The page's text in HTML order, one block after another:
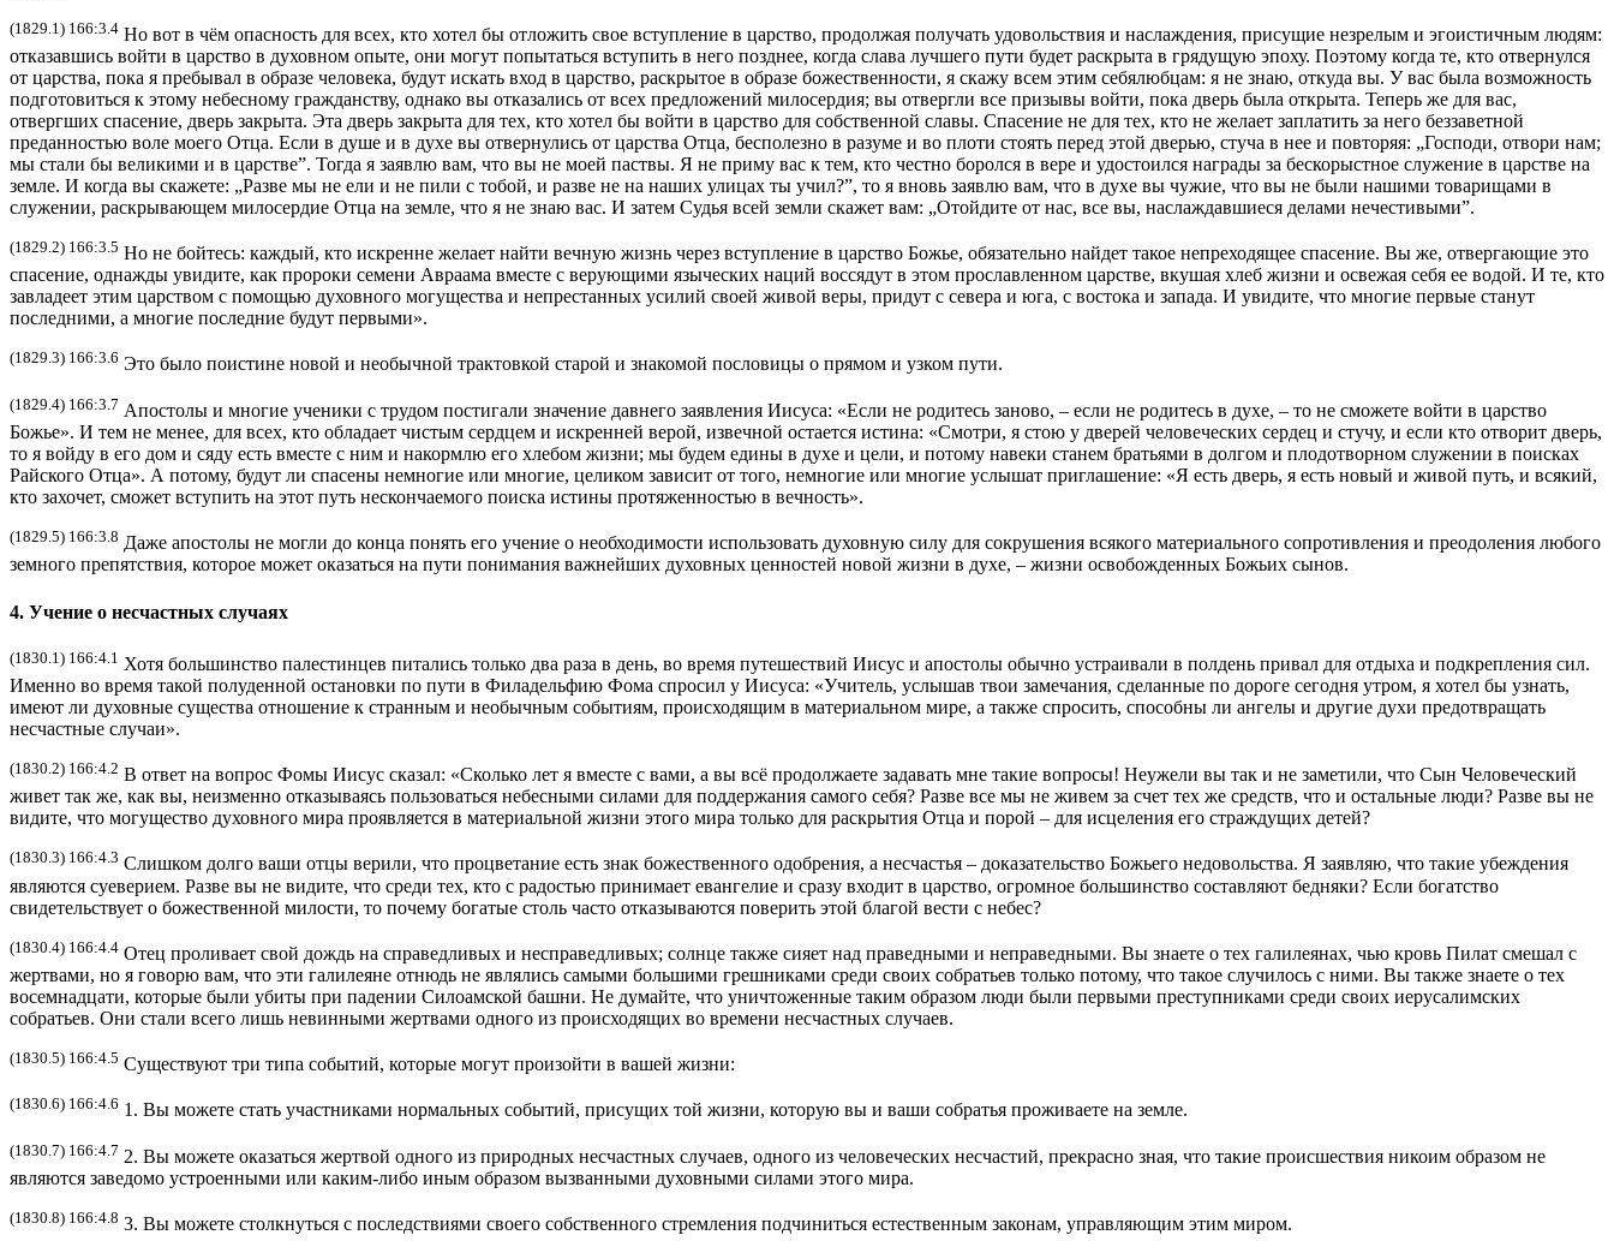
(1829.1) 166:3.4 Но вот в чём опасность для всех, кто хотел бы отложить свое вступление в царство, продолжая получать удовольствия и наслаждения, присущие незрелым и эгоистичным людям:
отказавшись войти в царство в духовном опыте, они могут попытаться вступить в него позднее, когда слава лучшего пути будет раскрыта в грядущую эпоху. Поэтому когда те, кто отвернулся
от царства, пока я пребывал в образе человека, будут искать вход в царство, раскрытое в образе божественности, я скажу всем этим себялюбцам: я не знаю, откуда вы. У вас была возможность
подготовиться к этому небесному гражданству, однако вы отказались от всех предложений милосердия; вы отвергли все призывы войти, пока дверь была открыта. Теперь же для вас,
отвергших спасение, дверь закрыта. Эта дверь закрыта для тех, кто хотел бы войти в царство для собственной славы. Спасение не для тех, кто не желает заплатить за него беззаветной
преданностью воле моего Отца. Если в душе и в духе вы отвернулись от царства Отца, бесполезно в разуме и во плоти стоять перед этой дверью, стуча в нее и повторяя: „Господи, отвори нам;
мы стали бы великими и в царстве”. Тогда я заявлю вам, что вы не моей паствы. Я не приму вас к тем, кто честно боролся в вере и удостоился награды за бескорыстное служение в царстве на
земле. И когда вы скажете: „Разве мы не ели и не пили с тобой, и разве не на наших улицах ты учил?”, то я вновь заявлю вам, что в духе вы чужие, что вы не были нашими товарищами в
служении, раскрывающем милосердие Отца на земле, что я не знаю вас. И затем Судья всей земли скажет вам: „Отойдите от нас, все вы, наслаждавшиеся делами нечестивыми”.
(1829.2) 166:3.5 Но не бойтесь: каждый, кто искренне желает найти вечную жизнь через вступление в царство Божье, обязательно найдет такое непреходящее спасение. Вы же, отвергающие это
спасение, однажды увидите, как пророки семени Авраама вместе с верующими языческих наций воссядут в этом прославленном царстве, вкушая хлеб жизни и освежая себя ее водой. И те, кто
завладеет этим царством с помощью духовного могущества и непрестанных усилий своей живой веры, придут с севера и юга, с востока и запада. И увидите, что многие первые станут
последними, а многие последние будут первыми».
(1829.3) 166:3.6 Это было поистине новой и необычной трактовкой старой и знакомой пословицы о прямом и узком пути.
(1829.4) 166:3.7 Апостолы и многие ученики с трудом постигали значение давнего заявления Иисуса: «Если не родитесь заново, – если не родитесь в духе, – то не сможете войти в царство
Божье». И тем не менее, для всех, кто обладает чистым сердцем и искренней верой, извечной остается истина: «Смотри, я стою у дверей человеческих сердец и стучу, и если кто отворит дверь,
то я войду в его дом и сяду есть вместе с ним и накормлю его хлебом жизни; мы будем едины в духе и цели, и потому навеки станем братьями в долгом и плодотворном служении в поисках
Райского Отца». А потому, будут ли спасены немногие или многие, целиком зависит от того, немногие или многие услышат приглашение: «Я есть дверь, я есть новый и живой путь, и всякий,
кто захочет, сможет вступить на этот путь нескончаемого поиска истины протяженностью в вечность».
(1829.5) 166:3.8 Даже апостолы не могли до конца понять его учение о необходимости использовать духовную силу для сокрушения всякого материального сопротивления и преодоления любого
земного препятствия, которое может оказаться на пути понимания важнейших духовных ценностей новой жизни в духе, – жизни освобожденных Божьих сынов.
4. Учение о несчастных случаях
(1830.1) 166:4.1 Хотя большинство палестинцев питались только два раза в день, во время путешествий Иисус и апостолы обычно устраивали в полдень привал для отдыха и подкрепления сил.
Именно во время такой полуденной остановки по пути в Филадельфию Фома спросил у Иисуса: «Учитель, услышав твои замечания, сделанные по дороге сегодня утром, я хотел бы узнать,
имеют ли духовные существа отношение к странным и необычным событиям, происходящим в материальном мире, а также спросить, способны ли ангелы и другие духи предотвращать
несчастные случаи».
(1830.2) 166:4.2 В ответ на вопрос Фомы Иисус сказал: «Сколько лет я вместе с вами, а вы всё продолжаете задавать мне такие вопросы! Неужели вы так и не заметили, что Сын Человеческий
живет так же, как вы, неизменно отказываясь пользоваться небесными силами для поддержания самого себя? Разве все мы не живем за счет тех же средств, что и остальные люди? Разве вы не
видите, что могущество духовного мира проявляется в материальной жизни этого мира только для раскрытия Отца и порой – для исцеления его страждущих детей?
(1830.3) 166:4.3 Слишком долго ваши отцы верили, что процветание есть знак божественного одобрения, а несчастья – доказательство Божьего недовольства. Я заявляю, что такие убеждения
являются суеверием. Разве вы не видите, что среди тех, кто с радостью принимает евангелие и сразу входит в царство, огромное большинство составляют бедняки? Если богатство
свидетельствует о божественной милости, то почему богатые столь часто отказываются поверить этой благой вести с небес?
(1830.4) 166:4.4 Отец проливает свой дождь на справедливых и несправедливых; солнце также сияет над праведными и неправедными. Вы знаете о тех галилеянах, чью кровь Пилат смешал с
жертвами, но я говорю вам, что эти галилеяне отнюдь не являлись самыми большими грешниками среди своих собратьев только потому, что такое случилось с ними. Вы также знаете о тех
восемнадцати, которые были убиты при падении Силоамской башни. Не думайте, что уничтоженные таким образом люди были первыми преступниками среди своих иерусалимских
собратьев. Они стали всего лишь невинными жертвами одного из происходящих во времени несчастных случаев.
(1830.5) 166:4.5 Существуют три типа событий, которые могут произойти в вашей жизни:
(1830.6) 166:4.6 1. Вы можете стать участниками нормальных событий, присущих той жизни, которую вы и ваши собратья проживаете на земле.
(1830.7) 166:4.7 2. Вы можете оказаться жертвой одного из природных несчастных случаев, одного из человеческих несчастий, прекрасно зная, что такие происшествия никоим образом не
являются заведомо устроенными или каким-либо иным образом вызванными духовными силами этого мира.
(1830.8) 166:4.8 3. Вы можете столкнуться с последствиями своего собственного стремления подчиниться естественным законам, управляющим этим миром.